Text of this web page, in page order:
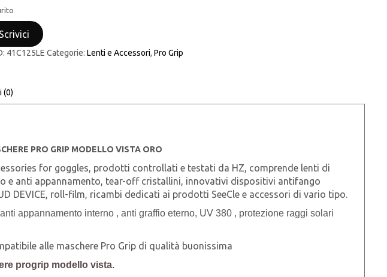
Scrivici
41C125LE Categorie:Lenti e Accessori,Pro Grip
(0)
PRO GRIP MODELLO VISTA ORO
for goggles, prodotti controllati e testati da HZ, comprende lenti di
e anti appannamento, tear-off cristallini, innovativi dispositivi antifango
DEVICE, roll-film, ricambi dedicati ai prodotti SeeCle e accessori di vario tipo.
appannamento interno , anti graffio eterno, UV 380 , protezione raggi solari
alle maschere Pro Grip di qualità buonissima
progrip modello vista.